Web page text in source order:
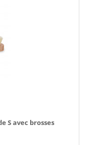
S avec brosses